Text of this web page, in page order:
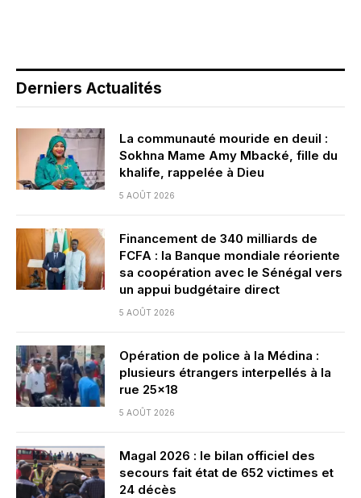
Derniers Actualités
La communauté mouride en deuil :
Sokhna Mame Amy Mbacké, fille du
khalife, rappelée à Dieu
5 AOÛT 2026
Financement de 340 milliards de
FCFA : la Banque mondiale réoriente
sa coopération avec le Sénégal vers
un appui budgétaire direct
5 AOÛT 2026
Opération de police à la Médina :
plusieurs étrangers interpellés à la
rue 25×18
5 AOÛT 2026
Magal 2026 : le bilan officiel des
secours fait état de 652 victimes et
24 décès